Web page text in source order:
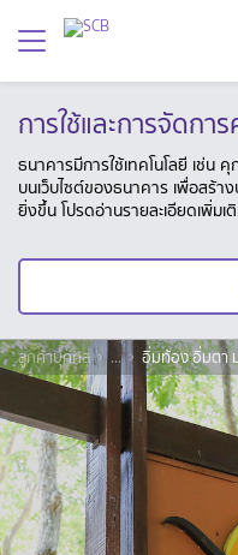
การใช้และการจัดกา
ธนาคารมีการใช้เทคโนโลยี เช่น
บนเว็บไซต์ของธนาคาร เพื่อสร้า
ยิ่งขึ้น โปรดอ่านรายละเอียดเพิ่มเ
ลูกค้าบุคคล ... อิ่มท้อง อิ่มตา